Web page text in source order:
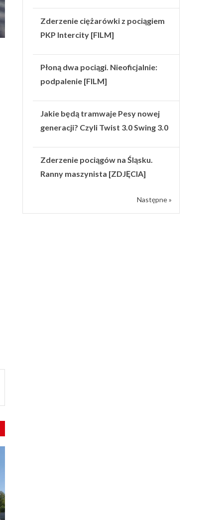
Zderzenie ciężarówki z pociągiem
PKP Intercity [FILM]
Płoną dwa pociągi. Nieoficjalnie:
podpalenie [FILM]
Jakie będą tramwaje Pesy nowej
generacji? Czyli Twist 3.0 Swing 3.0
Zderzenie pociągów na Śląsku.
Ranny maszynista [ZDJĘCIA]
Następne »